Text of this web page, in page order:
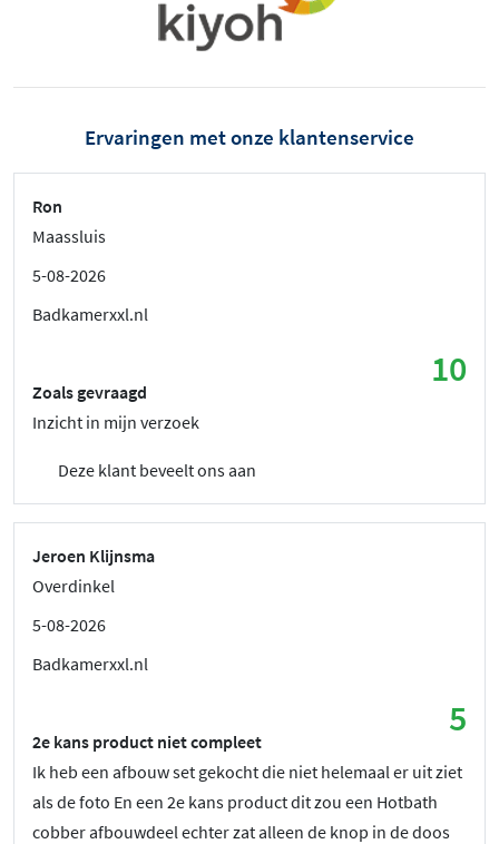
Ervaringen met onze klantenservice
Ron
Maassluis
5-08-2026
Badkamerxxl.nl
10
Zoals gevraagd
Inzicht in mijn verzoek
Deze klant beveelt ons aan
Jeroen Klijnsma
Overdinkel
5-08-2026
Badkamerxxl.nl
5
2e kans product niet compleet
Ik heb een afbouw set gekocht die niet helemaal er uit ziet
als de foto En een 2e kans product dit zou een Hotbath
cobber afbouwdeel echter zat alleen de knop in de doos